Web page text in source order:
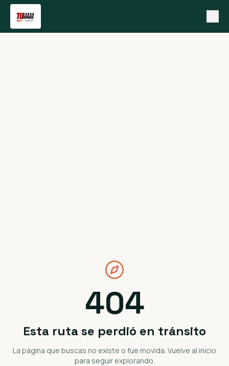
404
Esta ruta se perdió en tránsito
La página que buscas no existe o fue movida. Vuelve al inicio
para seguir explorando.